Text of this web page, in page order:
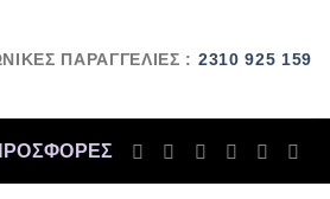
ΠΑΡΑΓΓΕΛΙΕΣ : 2310 925 159